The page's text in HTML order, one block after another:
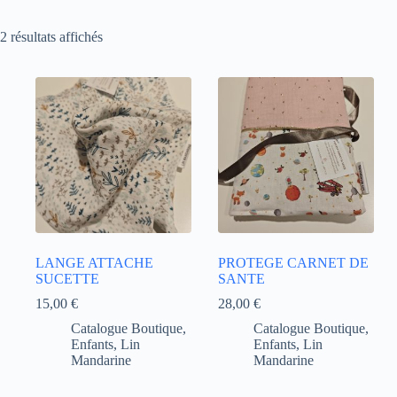
2 résultats affichés
LANGE ATTACHE
SUCETTE
15,00 €
Catalogue Boutique,
Enfants, Lin
Mandarine
PROTEGE CARNET DE
SANTE
28,00€
Catalogue Boutique,
Enfants,Lin
Mandarine